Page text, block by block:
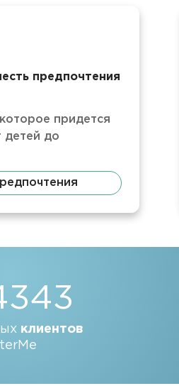
предпочтения
придется
детей до
клиентов